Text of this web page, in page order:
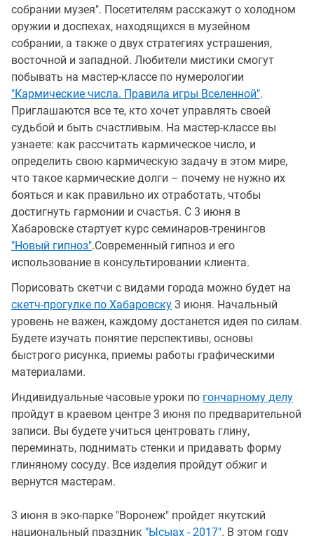
собрании музея". Посетителям расскажут о холодном
оружии и доспехах, находящихся в музейном
собрании, а также о двух стратегиях устрашения,
восточной и западной. Любители мистики смогут
побывать на мастер-классе по нумерологии
"Кармические числа. Правила игры Вселенной".
Приглашаются все те, кто хочет управлять своей
судьбой и быть счастливым. На мастер-классе вы
узнаете: как рассчитать кармическое число, и
определить свою кармическую задачу в этом мире,
что такое кармические долги – почему не нужно их
бояться и как правильно их отработать, чтобы
достигнуть гармонии и счастья. С 3 июня в
Хабаровске стартует курс семинаров-тренингов
"Новый гипноз".Современный гипноз и его
использование в консультировании клиента.
Порисовать скетчи с видами города можно будет на
скетч-прогулке по Хабаровску 3 июня. Начальный
уровень не важен, каждому достанется идея по силам.
Будете изучать понятие перспективы, основы
быстрого рисунка, приемы работы графическими
материалами.
Индивидуальные часовые уроки по гончарному делу
пройдут в краевом центре 3 июня по предварительной
записи. Вы будете учиться центровать глину,
переминать, поднимать стенки и придавать форму
глиняному сосуду. Все изделия пройдут обжиг и
вернутся мастерам.
3 июня в эко-парке "Воронеж" пройдет якутский
национальный праздник "Ысыах - 2017". В этом году